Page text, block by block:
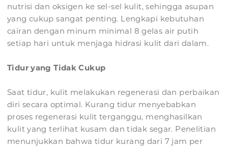
nutrisi dan oksigen ke sel-sel kulit, sehingga asupan
yang cukup sangat penting. Lengkapi kebutuhan
cairan dengan minum minimal 8 gelas air putih
setiap hari untuk menjaga hidrasi kulit dari dalam.
Tidur yang Tidak Cukup
Saat tidur, kulit melakukan regenerasi dan perbaikan
diri secara optimal. Kurang tidur menyebabkan
proses regenerasi kulit terganggu, menghasilkan
kulit yang terlihat kusam dan tidak segar. Penelitian
menunjukkan bahwa tidur kurang dari 7 jam per